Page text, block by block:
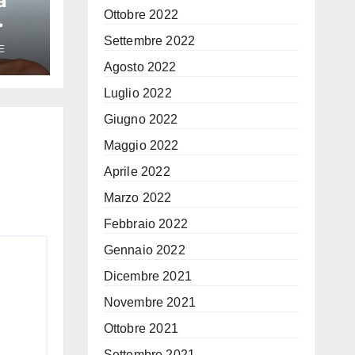
Ottobre 2022
Settembre 2022
Agosto 2022
Luglio 2022
Giugno 2022
Maggio 2022
Aprile 2022
Marzo 2022
Febbraio 2022
Gennaio 2022
Dicembre 2021
Novembre 2021
Ottobre 2021